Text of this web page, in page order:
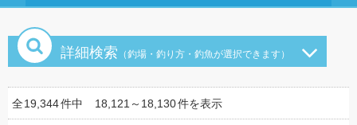
詳細検索 （釣場・釣り方・釣魚が選択できます）
全19,344件中 18,121～18,130件を表示